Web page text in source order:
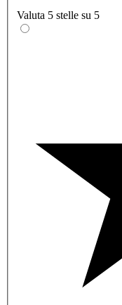
Valuta 5 stelle su 5